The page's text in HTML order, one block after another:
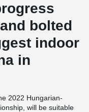
and bolted
indoor
in
2022 Hungarian-
will be suitable